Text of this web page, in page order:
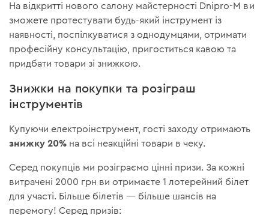
На відкритті нового салону майстерності Dnipro-M ви
зможете протестувати будь-який інструмент із
наявності, поспілкуватися з однодумцями, отримати
професійну консультацію, пригоститься кавою та
придбати товари зі знижкою.
Знижки на покупки та розіграш
інструментів
Купуючи електроінструмент, гості заходу отримають
знижку 20% на всі неакційні товари в чеку.
Серед покупців ми розіграємо цінні призи. За кожні
витрачені 2000 грн ви отримаєте 1 лотерейний білет
для участі. Більше білетів — більше шансів на
перемогу! Серед призів: